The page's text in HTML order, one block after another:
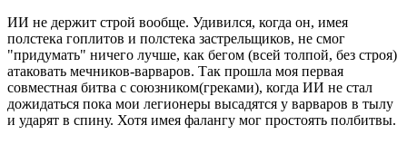
ИИ не держит строй вообще. Удивился, когда он, имея
полстека гоплитов и полстека застрельщиков, не смог
"придумать" ничего лучше, как бегом (всей толпой, без строя)
атаковать мечников-варваров. Так прошла моя первая
совместная битва с союзником(греками), когда ИИ не стал
дожидаться пока мои легионеры высадятся у варваров в тылу
и ударят в спину. Хотя имея фалангу мог простоять полбитвы.